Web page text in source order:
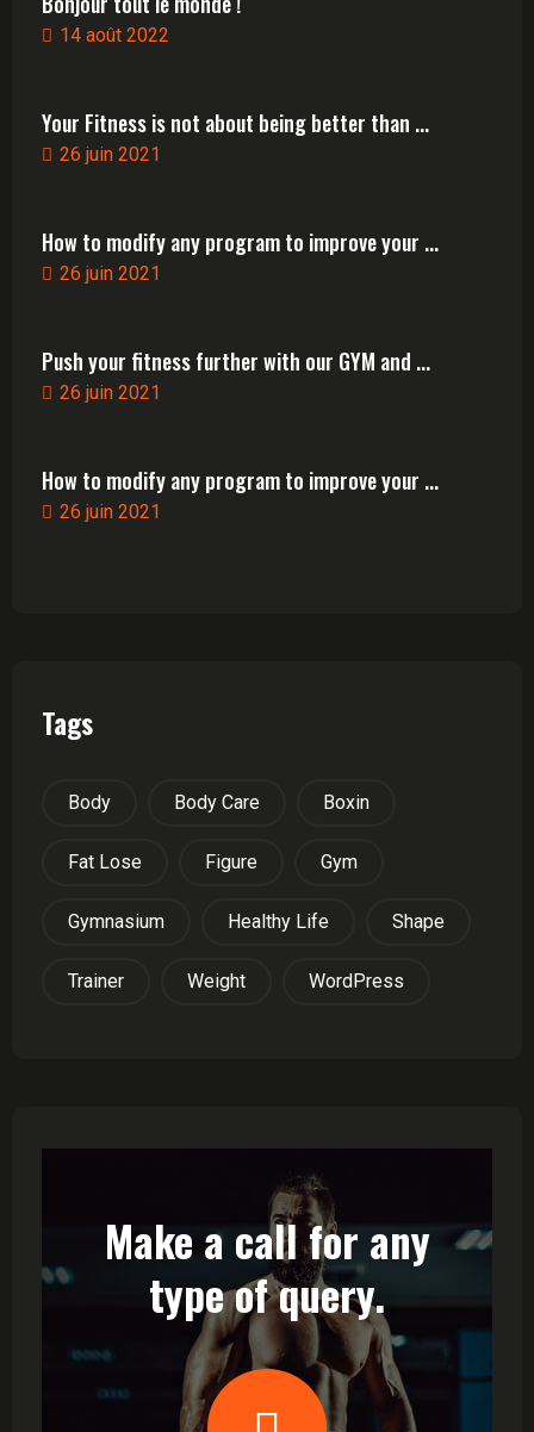
14 août 2022
Your Fitness is not about being better than ...
26 juin 2021
How to modify any program to improve your ...
26 juin 2021
Push your fitness further with our GYM and ...
26 juin 2021
How to modify any program to improve your ...
26 juin 2021
Tags
Body Body Care Boxin
Fat Lose Figure Gym
Gymnasium Healthy Life Shape
Trainer Weight WordPress
Make a call for any
type of query.